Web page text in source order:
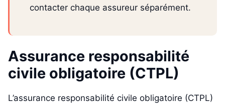
contacter chaque assureur séparément.
Assurance responsabilité
civile obligatoire (CTPL)
L’assurance responsabilité civile obligatoire (CTPL)